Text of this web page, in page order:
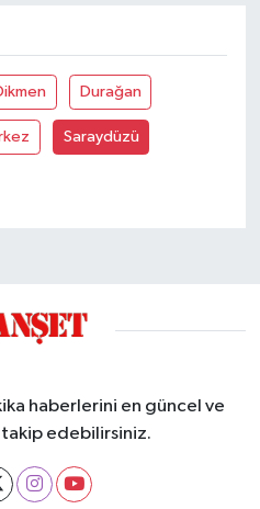
Durağan
Saraydüzü
haberlerini en güncel ve
edebilirsiniz.